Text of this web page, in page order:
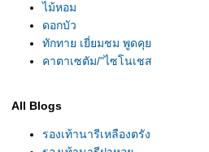
ไม้หอม
ดอกบัว
ทักทาย เยี่ยมชม พูดคุ
คาตาเซตัม/"ไซโนเชส
All Blogs
รองเท้านารีเหลืองตรัง